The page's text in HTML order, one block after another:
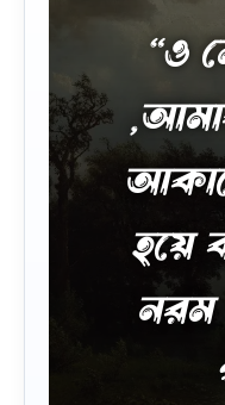
“ও
হয়ে
নরম